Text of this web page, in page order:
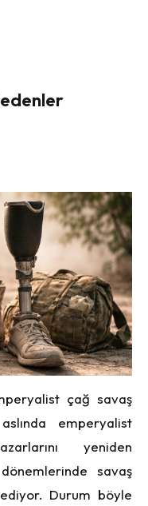
çağ savaş
emperyalist
yeniden
savaş
ediyor. Durum böyle